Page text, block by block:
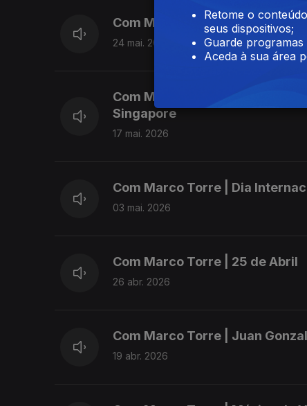
Com Marco Torre | Dia dos
24 mai. 2026
Com Marco Torre | Concerto
Singapore
17 mai. 2026
Com Marco Torre | Dia
03 mai. 2026
Com Marco Torre | 25 de Abril
26 abr. 2026
Com Marco Torre | Juan
19 abr. 2026
Retome o
seus dispositivos;
Guarde
Aceda à sua área